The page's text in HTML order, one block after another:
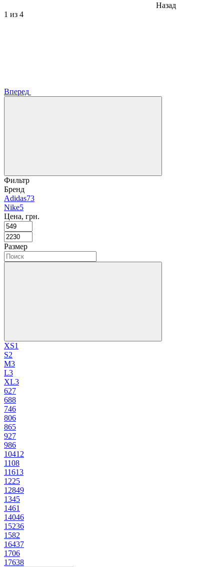
Назад
1 из 4
Вперед
Фильтр
Бренд
Adidas73
Nike5
Цена, грн.
Размер
XS1
S2
M3
L3
XL3
627
688
746
806
865
927
986
10412
1108
11613
1225
12849
1345
1461
14046
15236
1582
16437
1706
17638